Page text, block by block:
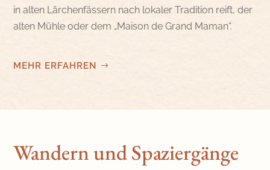
in alten Lärchenfässern nach lokaler Tradition reift, der
alten Mühle oder dem „Maison de Grand Maman“.
MEHR ERFAHREN
Wandern und Spaziergänge